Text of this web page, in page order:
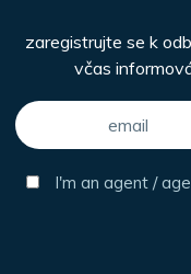
zaregistrujte se k
včas
I'm an agent /